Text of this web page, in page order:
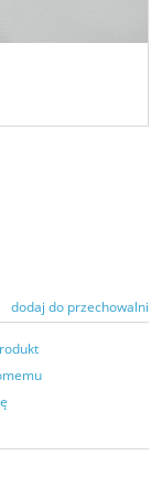
dodaj do przechowalni